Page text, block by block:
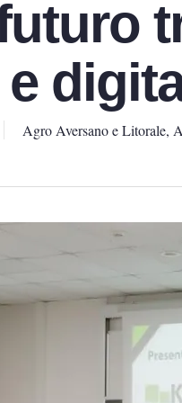
Agro Aversano e Litorale,